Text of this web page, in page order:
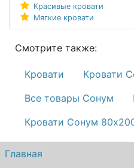
Красивые кровати
Мягкие кровати
Смотрите также:
Кровати
Кровати
Все товары Сонум
Кровати Сонум
Главная